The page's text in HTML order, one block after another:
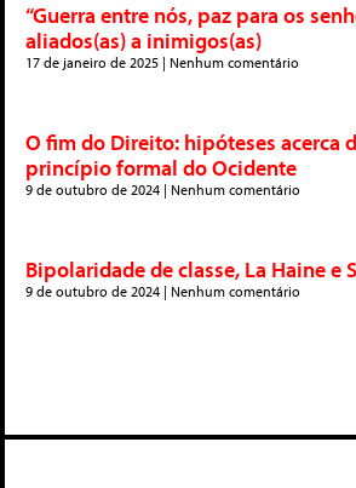
“Guerra entre nós, paz para os
aliados(as) a inimigos(as)
17 de janeiro de 2025 Nenhum comentário
O fim do Direito: hipóteses acerca
princípio formal do Ocidente
9 de outubro de 2024 Nenhum comentário
Bipolaridade de classe, La Haine e
9 de outubro de 2024 Nenhum comentário